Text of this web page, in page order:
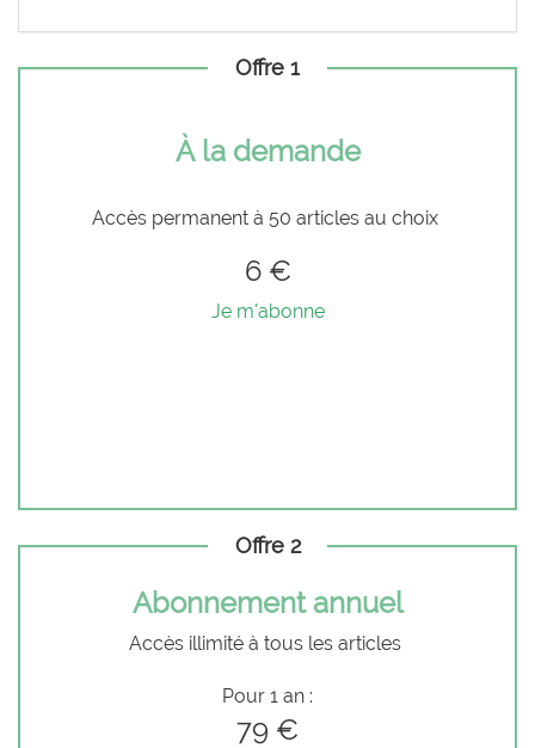
Offre 1
À la demande
Accès permanent à 50 articles au choix
6 €
Je m'abonne
Offre 2
Abonnement annuel
Accès illimité à tous les articles
Pour 1 an :
79 €